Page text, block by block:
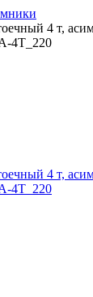
4 т,
4T_220